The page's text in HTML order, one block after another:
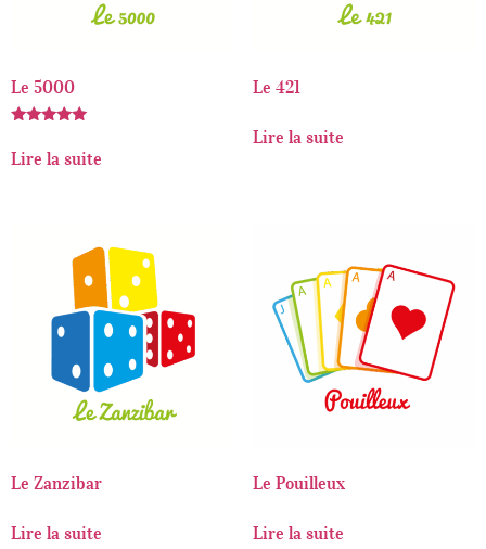
Le 5000
5.00
sur 5
Lire la suite
Le 421
Lire la suite
Le Zanzibar
Lire la suite
Le Pouilleux
Lire la suite